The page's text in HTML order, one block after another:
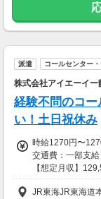
派遣 コールセンター
株式会社アイエーイー
経験不問のコ
い！土日祝休み
時給1270円〜
交通費：一部支給
【想定月収】
［交通費］一部
JR東海JR東海道